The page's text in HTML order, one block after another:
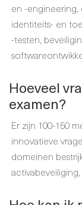
en -
identiteits- en
-testen,
Hoeveel
examen?
Er zijn 100-150
innovatieve
domeinen